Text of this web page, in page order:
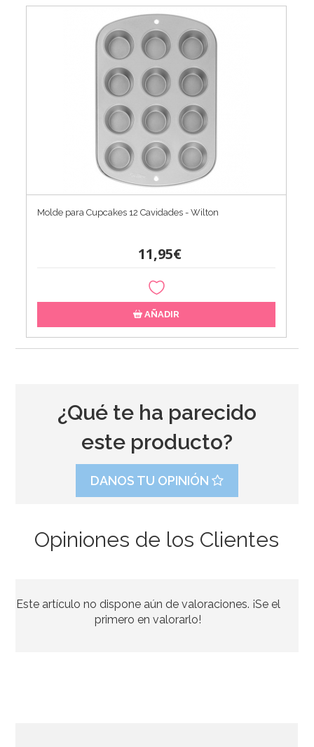
Molde para Cupcakes 12 Cavidades - Wilton
11,95€
AÑADIR
7,20€
¿Qué te ha parecido
este producto?
DANOS TU OPINIÓN
Opiniones de los Clientes
Este artículo no dispone aún de valoraciones. ¡Se el
primero en valorarlo!